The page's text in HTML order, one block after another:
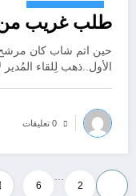
أكتوبر 24, 2024
طلب غريب من
حين اتم شاب كان مرشح
اﻷول..ذهب لِلقاء
0 تعليقات
Posts
2
…
6